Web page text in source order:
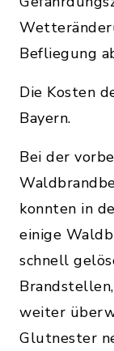
Befliegung
Die Kosten
Bayern.
Bei der
konnten in
einige
schnell
weiter
Glutnester